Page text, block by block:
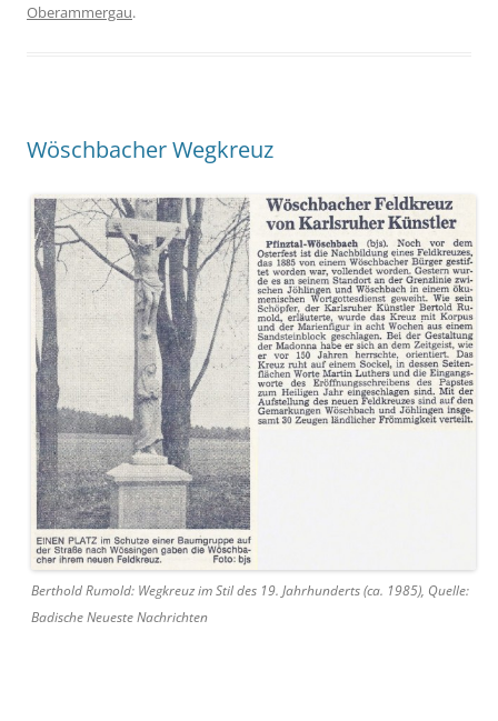
Oberammergau.
Wöschbacher Wegkreuz
Berthold Rumold: Wegkreuz im Stil des 19. Jahrhunderts (ca. 1985), Quelle:
Badische Neueste Nachrichten